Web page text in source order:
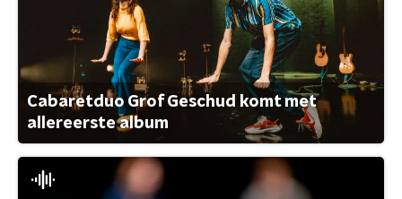
Cabaretduo Grof Geschud komt met
allereerste album